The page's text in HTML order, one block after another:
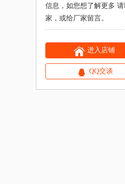
信息，如您想了解更多
家，或给厂家留言。
进入店铺
QQ交谈